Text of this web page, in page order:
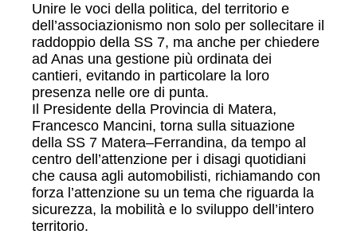
Unire le voci della politica, del territorio e
dell’associazionismo non solo per sollecitare il
raddoppio della SS 7, ma anche per chiedere
ad Anas una gestione più ordinata dei
cantieri, evitando in particolare la loro
presenza nelle ore di punta.
Il Presidente della Provincia di Matera,
Francesco Mancini, torna sulla situazione
della SS 7 Matera–Ferrandina, da tempo al
centro dell’attenzione per i disagi quotidiani
che causa agli automobilisti, richiamando con
forza l’attenzione su un tema che riguarda la
sicurezza, la mobilità e lo sviluppo dell’intero
territorio.